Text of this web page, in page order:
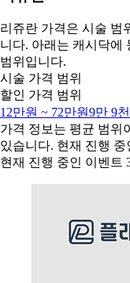
리쥬란 가격은 시술 범
니다. 아래는 캐시닥에
범위입니다.
시술 가격 범위
할인 가격 범위
12만원 ~ 72만원9만 9
가격 정보는 평균 범위
있습니다. 현재 진행
현재 진행 중인 이벤트